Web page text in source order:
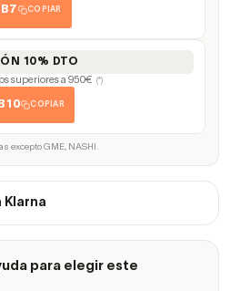
COPIAR
10% DTO
superiores a 950€ (*)
COPIAR
excepto GME, NASHI.
Klarna
para elegir este